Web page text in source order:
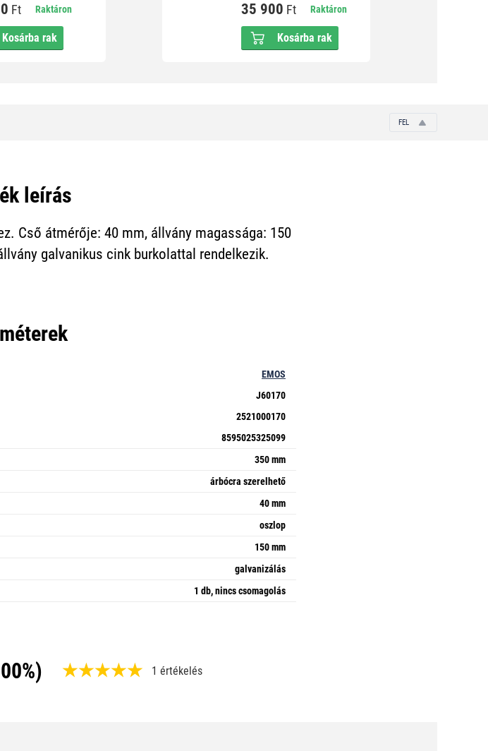
Ft Raktáron
Kosárba rak
35 900 Ft Raktáron
Kosárba rak
FEL
leírás
Cső átmérője: 40 mm, állvány magassága: 150
galvanikus cink burkolattal rendelkezik.
EMOS
J60170
2521000170
8595025325099
350 mm
árbócra szerelhető
40 mm
oszlop
150 mm
galvanizálás
1 db, nincs csomagolás
1 értékelés